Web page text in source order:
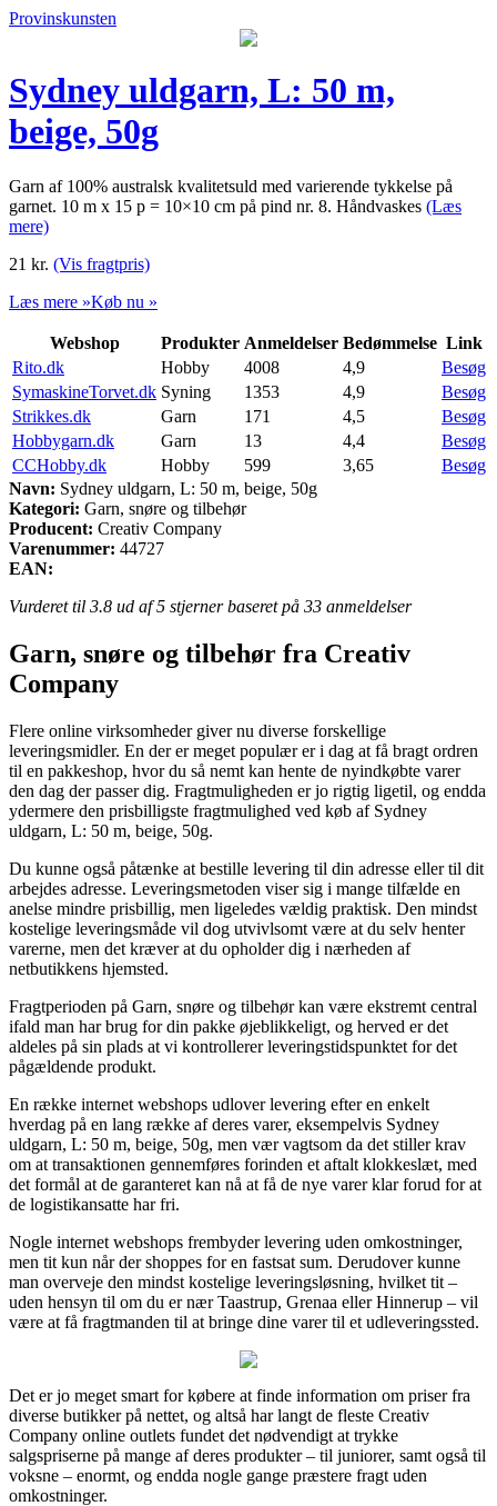
Provinskunsten
Sydney uldgarn, L: 50 m,
beige, 50g
Garn af 100% australsk kvalitetsuld med varierende tykkelse på
garnet. 10 m x 15 p = 10×10 cm på pind nr. 8. Håndvaskes (Læs
mere)
21 kr. (Vis fragtpris)
Læs mere »Køb nu »
Webshop Produkter Anmeldelser Bedømmelse Link
Rito.dk
Hobby 4008 4,9
Besøg
SymaskineTorvet.dk Syning 1353 4,9
Besøg
Strikkes.dk
Garn 171 4,5
Besøg
Hobbygarn.dk
Garn 13 4,4
Besøg
CCHobby.dk
Hobby 599 3,65
Besøg
Navn: Sydney uldgarn, L: 50 m, beige, 50g
Kategori: Garn, snøre og tilbehør
Producent: Creativ Company
Varenummer: 44727
EAN:
Vurderet til 3.8 ud af 5 stjerner baseret på 33 anmeldelser
Garn, snøre og tilbehør fra Creativ
Company
Flere online virksomheder giver nu diverse forskellige
leveringsmidler. En der er meget populær er i dag at få bragt ordren
til en pakkeshop, hvor du så nemt kan hente de nyindkøbte varer
den dag der passer dig. Fragtmuligheden er jo rigtig ligetil, og endda
ydermere den prisbilligste fragtmulighed ved køb af Sydney
uldgarn, L: 50 m, beige, 50g.
Du kunne også påtænke at bestille levering til din adresse eller til dit
arbejdes adresse. Leveringsmetoden viser sig i mange tilfælde en
anelse mindre prisbillig, men ligeledes vældig praktisk. Den mindst
kostelige leveringsmåde vil dog utvivlsomt være at du selv henter
varerne, men det kræver at du opholder dig i nærheden af
netbutikkens hjemsted.
Fragtperioden på Garn, snøre og tilbehør kan være ekstremt central
ifald man har brug for din pakke øjeblikkeligt, og herved er det
aldeles på sin plads at vi kontrollerer leveringstidspunktet for det
pågældende produkt.
En række internet webshops udlover levering efter en enkelt
hverdag på en lang række af deres varer, eksempelvis Sydney
uldgarn, L: 50 m, beige, 50g, men vær vagtsom da det stiller krav
om at transaktionen gennemføres forinden et aftalt klokkeslæt, med
det formål at de garanteret kan nå at få de nye varer klar forud for at
de logistikansatte har fri.
Nogle internet webshops frembyder levering uden omkostninger,
men tit kun når der shoppes for en fastsat sum. Derudover kunne
man overveje den mindst kostelige leveringsløsning, hvilket tit –
uden hensyn til om du er nær Taastrup, Grenaa eller Hinnerup – vil
være at få fragtmanden til at bringe dine varer til et udleveringssted.
Det er jo meget smart for købere at finde information om priser fra
diverse butikker på nettet, og altså har langt de fleste Creativ
Company online outlets fundet det nødvendigt at trykke
salgspriserne på mange af deres produkter – til juniorer, samt også til
voksne – enormt, og endda nogle gange præstere fragt uden
omkostninger.